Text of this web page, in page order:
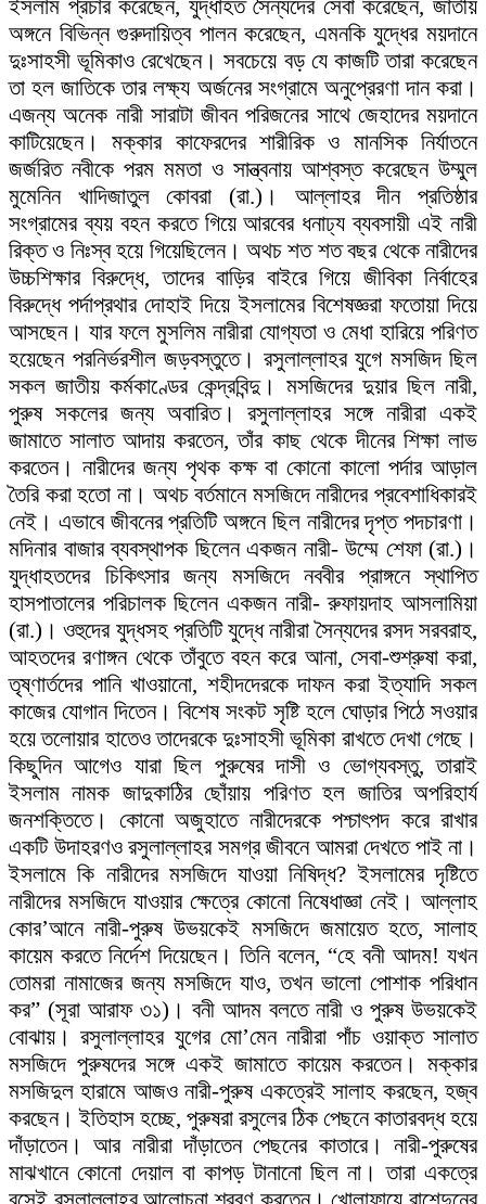
ইসলাম প্রচার করেছেন, যুদ্ধাহত সৈন্যদের সেবা করেছেন, জাতীয়
অঙ্গনে বিভিন্ন গুরুদায়িত্ব পালন করেছেন, এমনকি যুদ্ধের ময়দানে
দুঃসাহসী ভূমিকাও রেখেছেন। সবচেয়ে বড় যে কাজটি তারা করেছেন
তা হল জাতিকে তার লক্ষ্য অর্জনের সংগ্রামে অনুপ্রেরণা দান করা।
এজন্য অনেক নারী সারাটা জীবন পরিজনের সাথে জেহাদের ময়দানে
কাটিয়েছেন। মক্কার কাফেরদের শারীরিক ও মানসিক নির্যাতনে
জর্জরিত নবীকে পরম মমতা ও সান্ত্বনায় আশ্বস্ত করেছেন উম্মুল
মুমেনিন খাদিজাতুল কোবরা (রা.)। আল্লাহর দীন প্রতিষ্ঠার
সংগ্রামের ব্যয় বহন করতে গিয়ে আরবের ধনাঢ্য ব্যবসায়ী এই নারী
রিক্ত ও নিঃস্ব হয়ে গিয়েছিলেন। অথচ শত শত বছর থেকে নারীদের
উচ্চশিক্ষার বিরুদ্ধে, তাদের বাড়ির বাইরে গিয়ে জীবিকা নির্বাহের
বিরুদ্ধে পর্দাপ্রথার দোহাই দিয়ে ইসলামের বিশেষজ্ঞরা ফতোয়া দিয়ে
আসছেন। যার ফলে মুসলিম নারীরা যোগ্যতা ও মেধা হারিয়ে পরিণত
হয়েছেন পরনির্ভরশীল জড়বস্তুতে। রসুলাল্লাহর যুগে মসজিদ ছিল
সকল জাতীয় কর্মকাণ্ডের কেন্দ্রবিন্দু। মসজিদের দুয়ার ছিল নারী,
পুরুষ সকলের জন্য অবারিত। রসুলাল্লাহর সঙ্গে নারীরা একই
জামাতে সালাত আদায় করতেন, তাঁর কাছ থেকে দীনের শিক্ষা লাভ
করতেন। নারীদের জন্য পৃথক কক্ষ বা কোনো কালো পর্দার আড়াল
তৈরি করা হতো না। অথচ বর্তমানে মসজিদে নারীদের প্রবেশাধিকারই
নেই। এভাবে জীবনের প্রতিটি অঙ্গনে ছিল নারীদের দৃপ্ত পদচারণা।
মদিনার বাজার ব্যবস্থাপক ছিলেন একজন নারী- উম্মে শেফা (রা.)।
যুদ্ধাহতদের চিকিৎসার জন্য মসজিদে নববীর প্রাঙ্গনে স্থাপিত
হাসপাতালের পরিচালক ছিলেন একজন নারী- রুফায়দাহ আসলামিয়া
(রা.)। ওহুদের যুদ্ধসহ প্রতিটি যুদ্ধে নারীরা সৈন্যদের রসদ সরবরাহ,
আহতদের রণাঙ্গন থেকে তাঁবুতে বহন করে আনা, সেবা-শুশ্রুষা করা,
তৃষ্ণার্তদের পানি খাওয়ানো, শহীদদেরকে দাফন করা ইত্যাদি সকল
কাজের যোগান দিতেন। বিশেষ সংকট সৃষ্টি হলে ঘোড়ার পিঠে সওয়ার
হয়ে তলোয়ার হাতেও তাদেরকে দুঃসাহসী ভূমিকা রাখতে দেখা গেছে।
কিছুদিন আগেও যারা ছিল পুরুষের দাসী ও ভোগ্যবস্তু, তারাই
ইসলাম নামক জাদুকাঠির ছোঁয়ায় পরিণত হল জাতির অপরিহার্য
জনশক্তিতে। কোনো অজুহাতে নারীদেরকে পশ্চাৎপদ করে রাখার
একটি উদাহরণও রসুলাল্লাহর সমগ্র জীবনে আমরা দেখতে পাই না।
ইসলামে কি নারীদের মসজিদে যাওয়া নিষিদ্ধ? ইসলামের দৃষ্টিতে
নারীদের মসজিদে যাওয়ার ক্ষেত্রে কোনো নিষেধাজ্ঞা নেই। আল্লাহ
কোর’আনে নারী-পুরুষ উভয়কেই মসজিদে জমায়েত হতে, সালাহ
কায়েম করতে নির্দেশ দিয়েছেন। তিনি বলেন, “হে বনী আদম! যখন
তোমরা নামাজের জন্য মসজিদে যাও, তখন ভালো পোশাক পরিধান
কর” (সূরা আরাফ ৩১)। বনী আদম বলতে নারী ও পুরুষ উভয়কেই
বোঝায়। রসুলাল্লাহর যুগের মো’মেন নারীরা পাঁচ ওয়াক্ত সালাত
মসজিদে পুরুষদের সঙ্গে একই জামাতে কায়েম করতেন। মক্কার
মসজিদুল হারামে আজও নারী-পুরুষ একত্রেই সালাহ করছেন, হজ্ব
করছেন। ইতিহাস হচ্ছে, পুরুষরা রসুলের ঠিক পেছনে কাতারবদ্ধ হয়ে
দাঁড়াতেন। আর নারীরা দাঁড়াতেন পেছনের কাতারে। নারী-পুরুষের
মাঝখানে কোনো দেয়াল বা কাপড় টানানো ছিল না। তারা একত্রে